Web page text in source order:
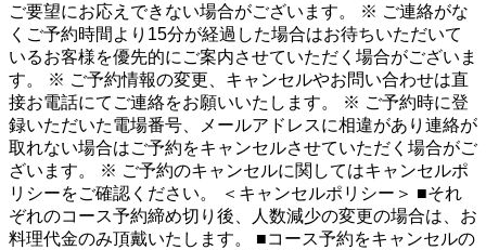
ご要望にお応えできない場合がございます。 ※ ご連絡がな
くご予約時間より15分が経過した場合はお待ちいただいて
いるお客様を優先的にご案内させていただく場合がございま
す。 ※ ご予約情報の変更、キャンセルやお問い合わせは直
接お電話にてご連絡をお願いいたします。 ※ ご予約時に登
録いただいた電場番号、メールアドレスに相違があり連絡が
取れない場合はご予約をキャンセルさせていただく場合がご
ざいます。 ※ ご予約のキャンセルに関してはキャンセルポ
リシーをご確認ください。 ＜キャンセルポリシー＞ ■それ
ぞれのコース予約締め切り後、人数減少の変更の場合は、お
料理代金のみ頂戴いたします。 ■コース予約をキャンセルの